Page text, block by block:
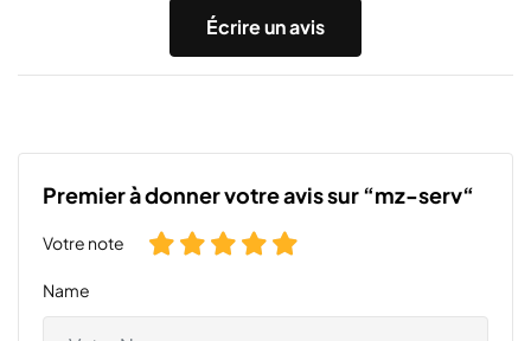
Écrire un avis
Premier à donner votre avis sur “mz-serv“
Votre note
Name